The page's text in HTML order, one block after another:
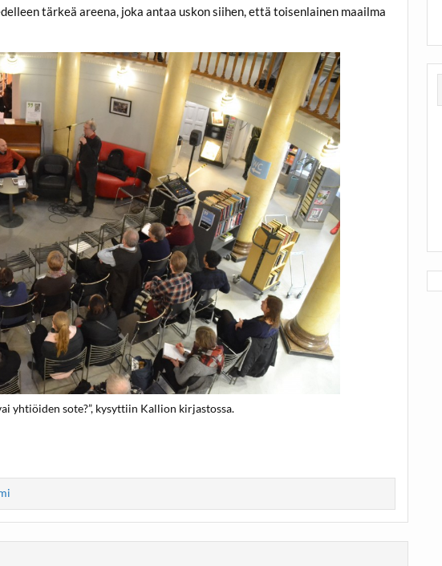
tärkeä areena, joka antaa uskon siihen, että toisenlainen maailma
yhtiöiden sote?”, kysyttiin Kallion kirjastossa.